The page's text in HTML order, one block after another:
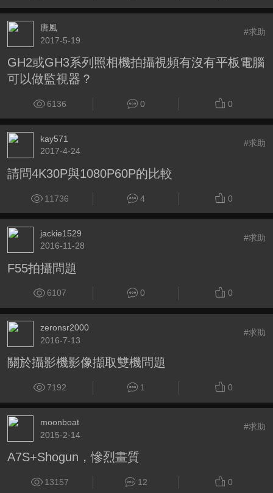
唐風
2017-5-19
#求助
GH2或GH3系列照相機拍攝視頻有沒有平板電腦
可以做監視器？
6136 0 0
kay571
2017-4-24
#求助
請問4K30P與1080P60P的比較
11736 4 0
jackie1529
2016-11-28
#求助
F55拍攝問題
6107 0 0
zeronsr2000
2016-7-13
#求助
關於攝影機影像擷取雙機問題
7192 1 0
moonboat
2015-2-14
#求助
A7S+Shogun，慘烈畫質
13157 12 0